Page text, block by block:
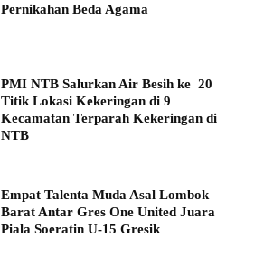
Pernikahan Beda Agama
PMI NTB Salurkan Air Besih ke 20
Titik Lokasi Kekeringan di 9
Kecamatan Terparah Kekeringan di
NTB
Empat Talenta Muda Asal Lombok
Barat Antar Gres One United Juara
Piala Soeratin U-15 Gresik